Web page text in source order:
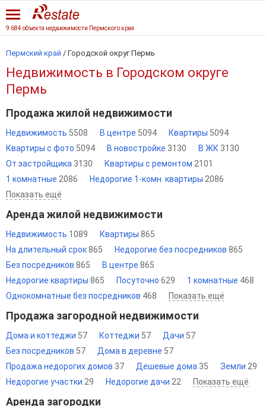
9 684 объекта недвижимости Пермского края
Пермский край / Городской округ Пермь
Недвижимость в Городском округе
Пермь
Продажа жилой недвижимости
Недвижимость 5508 В центре 5094 Квартиры 5094
Квартиры с фото 5094 В новостройке 3130 В ЖК 3130
От застройщика 3130 Квартиры с ремонтом 2101
1 комнатные 2086 Недорогие 1-комн. квартиры 2086
Показать ещё
Аренда жилой недвижимости
Недвижимость 1089 Квартиры 865
На длительный срок865 Недорогие без посредников 865
Без посредников 865 В центре 865
Недорогие квартиры 865 Посуточно 629 1 комнатные 468
Однокомнатные без посредников 468 Показать ещё
Продажа загородной недвижимости
Дома и коттеджи 57 Коттеджи 57 Дачи 57
Без посредников 57 Дома в деревне 57
Продажа недорогих домов 37 Дешевые дома 35 Земли 29
Недорогие участки 29 Недорогие дачи 22 Показать ещё
Аренда загородки